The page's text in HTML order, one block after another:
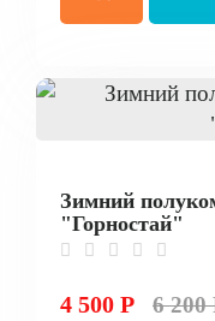
Зимний
"Горностай"
4 500 Р 6 200